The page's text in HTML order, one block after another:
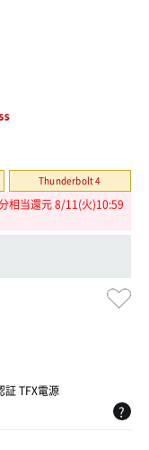
Thunderbolt 4
相当還元 8/11(火)10:59
証 TFX電源
?